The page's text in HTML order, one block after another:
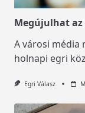
Megújulhat az
A városi média
holnapi egri
Egri Válasz